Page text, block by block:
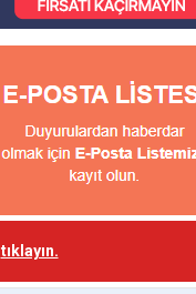
tıklayın.